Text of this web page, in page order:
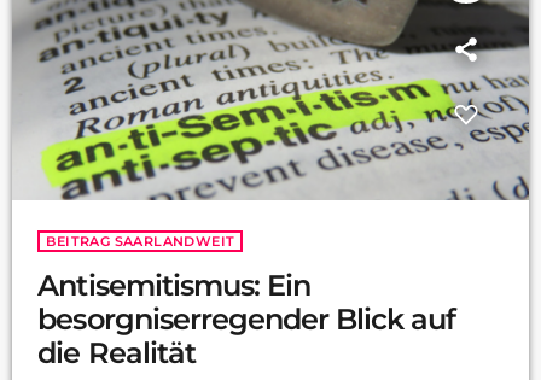
BEITRAG SAARLANDWEIT
Antisemitismus: Ein
besorgniserregender Blick auf
die Realität